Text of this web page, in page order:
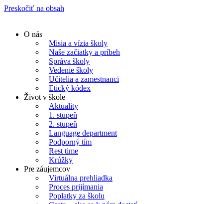
Preskočiť na obsah
O nás
Misia a vízia školy
Naše začiatky a príbeh
Správa školy
Vedenie školy
Učitelia a zamestnanci
Etický kódex
Život v škole
Aktuality
1. stupeň
2. stupeň
Language department
Podporný tím
Rest time
Krúžky
Pre záujemcov
Virtuálna prehliadka
Proces prijímania
Poplatky za školu